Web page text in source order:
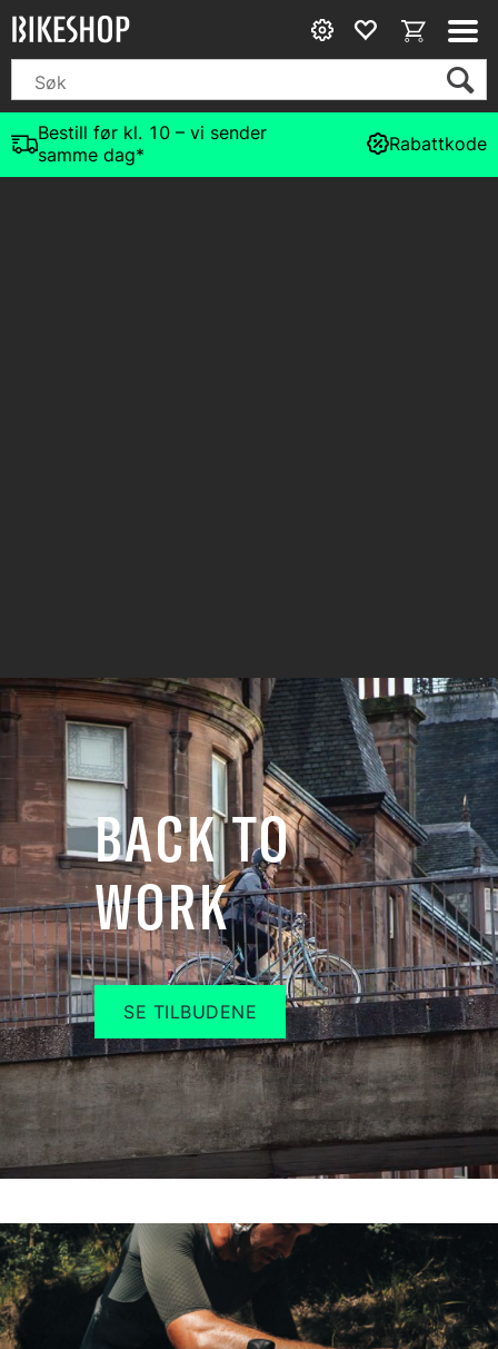
Bestill før kl. 10 – vi sender
samme dag*
Rabattkode
BACK TO
WORK
SE TILBUDENE